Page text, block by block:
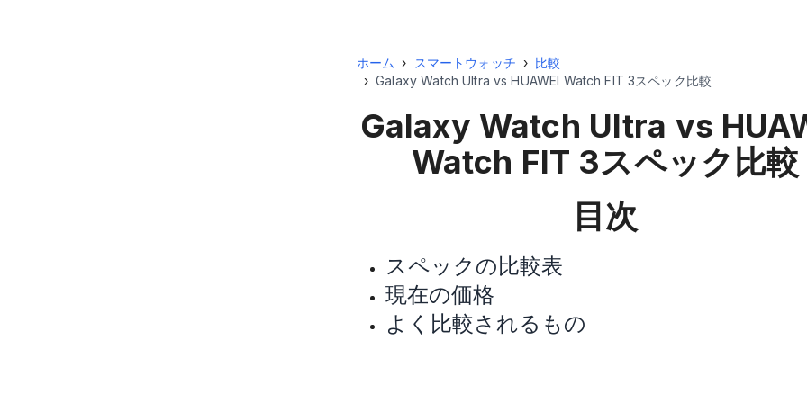
ホーム › スマートウォッチ › 比較
› Galaxy Watch Ultra vs HUAWEI Watch FIT 3スペック比較
Galaxy Watch Ultra vs
Watch FIT 3スペック比較
目次
スペックの比較表
現在の価格
よく比較されるもの